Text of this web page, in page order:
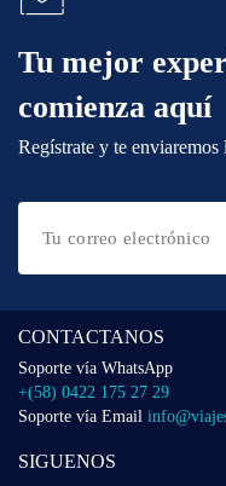
Tu mejor
comienza aquí
Regístrate y te enviaremos
CONTACTANOS
Soporte vía WhatsApp
+(58) 0422 175 27 29
Soporte vía Email
SIGUENOS